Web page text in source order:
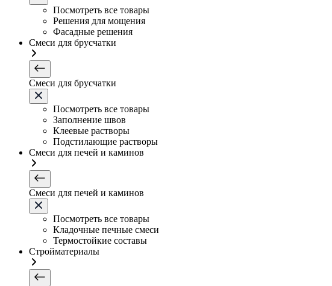
Посмотреть все товары
Решения для мощения
Фасадные решения
Смеси для брусчатки
Смеси для брусчатки
Посмотреть все товары
Заполнение швов
Клеевые растворы
Подстилающие растворы
Смеси для печей и каминов
Смеси для печей и каминов
Посмотреть все товары
Кладочные печные смеси
Термостойкие составы
Стройматериалы